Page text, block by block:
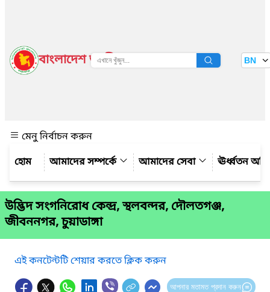
বাংলাদেশ জাতীয় তথ্য বাতায়ন BN
মেনু নির্বাচন করুন
আমাদের সম্পর্কে
আমাদের সেবা ঊর্ধ্বতন
উদ্ভিদ সংগনিরোধ কেন্দ্র, স্থলবন্দর, দৌলতগঞ্জ,
জীবননগর, চুয়াডাঙ্গা
এই কনটেন্টটি শেয়ার করতে ক্লিক করুন
আপনার মতামত প্রদান করুন